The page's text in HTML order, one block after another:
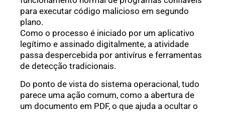
para executar código malicioso em segundo
plano.
Como o processo é iniciado por um aplicativo
legítimo e assinado digitalmente, a atividade
passa despercebida por antivírus e ferramentas
de detecção tradicionais.
Do ponto de vista do sistema operacional, tudo
parece uma ação comum, como a abertura de
um documento em PDF, o que ajuda a ocultar o